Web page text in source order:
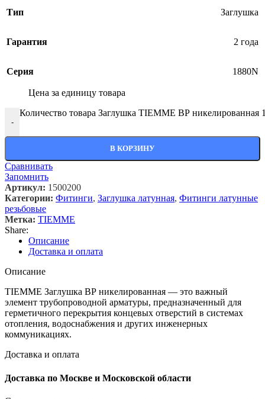
Тип Заглушка
Гарантия 2 года
Серия 1880N
Цена за единицу товара
-
Количество товара Заглушка TIEMME ВР никелированная
В КОРЗИНУ
Сравнивать
Запомнить
Артикул: 1500200
Категории: Фитинги, Заглушка латунная, Фитинги латунные
резьбовые
Метка: TIEMME
Share:
Описание
Доставка и оплата
Описание
TIEMME Заглушка ВР никелированная — это важный
элемент трубопроводной арматуры, предназначенный для
герметичного перекрытия концевых отверстий в системах
отопления, водоснабжения и других инженерных
коммуникациях.
Доставка и оплата
Доставка по Москве и Московской области